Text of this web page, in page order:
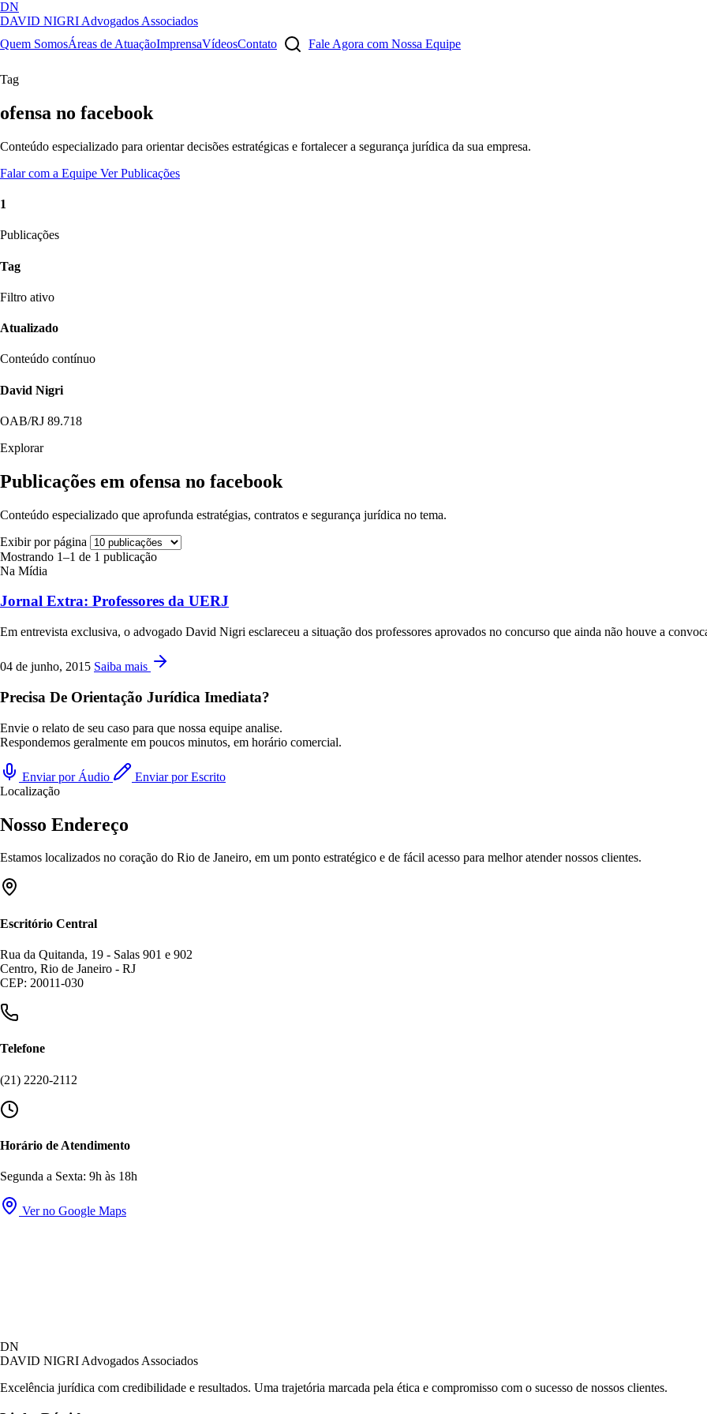
DN
DAVID NIGRI Advogados Associados
Quem SomosÁreas de AtuaçãoImprensaVídeosContato Fale Agora com Nossa Equipe
Artigos, sentenças, áreas de atuação, imprensa...
Tag
ofensa no facebook
Conteúdo especializado para orientar decisões estratégicas e fortalecer a segurança jurídica da sua empresa.
Falar com a Equipe Ver Publicações
1
Publicações
Tag
Filtro ativo
Atualizado
Conteúdo contínuo
David Nigri
OAB/RJ 89.718
Explorar
Publicações em ofensa no facebook
Conteúdo especializado que aprofunda estratégias, contratos e segurança jurídica no tema.
Exibir por página
Mostrando 1–1 de 1 publicação
Na Mídia
Jornal Extra: Professores da UERJ
Em entrevista exclusiva, o advogado David Nigri esclareceu a situação dos professores aprovados no concurso que ainda não houve a
04 de junho, 2015 Saiba mais
Precisa De Orientação Jurídica Imediata?
Envie o relato de seu caso para que nossa equipe analise.
Respondemos geralmente em poucos minutos, em horário comercial.
Enviar por Áudio
Enviar por Escrito
Localização
Nosso Endereço
Estamos localizados no coração do Rio de Janeiro, em um ponto estratégico e de fácil acesso para melhor atender nossos clientes.
Escritório Central
Rua da Quitanda, 19 - Salas 901 e 902
Centro, Rio de Janeiro - RJ
CEP: 20011-030
Telefone
(21) 2220-2112
Horário de Atendimento
Segunda a Sexta: 9h às 18h
Ver no Google Maps
DN
DAVID NIGRI Advogados Associados
Excelência jurídica com credibilidade e resultados. Uma trajetória marcada pela ética e compromisso com o sucesso de nossos clientes.